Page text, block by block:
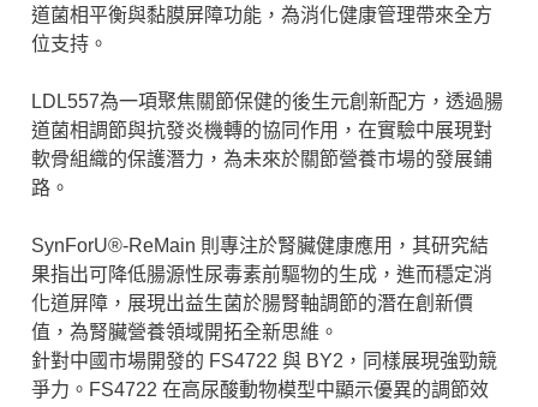
道菌相平衡與黏膜屏障功能，為消化健康管理帶來全方
位支持。
LDL557為一項聚焦關節保健的後生元創新配方，透過腸
道菌相調節與抗發炎機轉的協同作用，在實驗中展現對
軟骨組織的保護潛力，為未來於關節營養市場的發展鋪
路。
SynForU®-ReMain 則專注於腎臟健康應用，其研究結
果指出可降低腸源性尿毒素前驅物的生成，進而穩定消
化道屏障，展現出益生菌於腸腎軸調節的潛在創新價
值，為腎臟營養領域開拓全新思維。
針對中國市場開發的 FS4722 與 BY2，同樣展現強勁競
爭力。FS4722 在高尿酸動物模型中顯示優異的調節效